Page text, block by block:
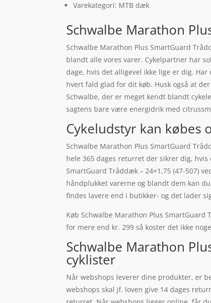
Varekategori: MTB dæk
Schwalbe Marathon
Schwalbe Marathon Plus SmartGuard
blandt alle vores varer. Cykelpartner har
dage, hvis det alligevel ikke lige er dig.
hvert fald glad for dit køb. Husk også at
Schwalbe, der er meget kendt blandt
sagtens bare være energidrik med
Cykeludstyr kan købes
Schwalbe Marathon Plus SmartGuard
hele 365 dages returret der sikrer dig,
SmartGuard Tråddæk – 24×1,75 (47-507)
håndplukket varerne og blandt dem kan
findes lavere end i butikker- og det lader
Køb Schwalbe Marathon Plus
for mere end kr. 299 så koster det ikke
Schwalbe Marathon
cyklister
Når webshops leverer dine produkter, er
webshops skal jf. loven give 14 dages